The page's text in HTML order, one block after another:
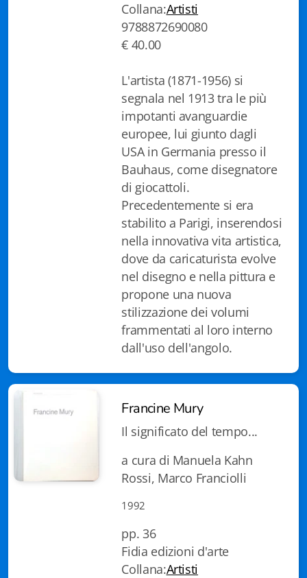
Collana:Artisti
9788872690080
€ 40.00
L'artista (1871-1956) si
segnala nel 1913 tra le più
impotanti avanguardie
europee, lui giunto dagli
USA in Germania presso il
Bauhaus, come disegnatore
di giocattoli.
Precedentemente si era
stabilito a Parigi, inserendosi
nella innovativa vita artistica,
dove da caricaturista evolve
nel disegno e nella pittura e
propone una nuova
stilizzazione dei volumi
frammentati al loro interno
dall'uso dell'angolo.
Francine Mury
Il significato del tempo...
a cura di Manuela Kahn
Rossi, Marco Franciolli
1992
pp. 36
Fidia edizioni d'arte
Collana:Artisti
Fidia. Max Museo Chiasso
Fidia. Panoramas - Forces Vives par Jean Petit
Gottardo ed. Scrittori svizzeri
Gottardo ed. Tempi moderni